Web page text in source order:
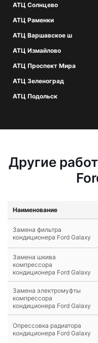
АТЦ Солнцево
АТЦ Раменки
АТЦ Варшавское ш
АТЦ Измайлово
АТЦ Проспект Мира
АТЦ Зеленоград
АТЦ Подольск
Другие
Наименование
Замена фильтра
кондиционера Ford Galaxy
Замена шкива
компрессора
кондиционера Ford Galaxy
Замена электромуфты
компрессора
кондиционера Ford Galaxy
Опрессовка радиатора
кондиционера Ford Galaxy